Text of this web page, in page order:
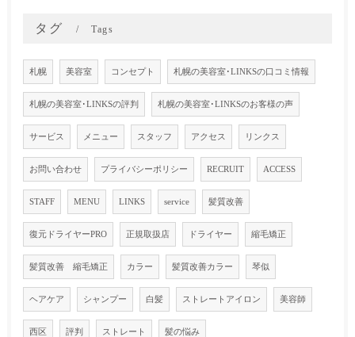
タグ Tags
札幌 美容室 コンセプト 札幌の美容室･LINKSの口コミ情報
札幌の美容室･LINKSの評判 札幌の美容室･LINKSのお客様の声
サービス メニュー スタッフ アクセス リンクス
お問い合わせ プライバシーポリシー RECRUIT ACCESS
STAFF MENU LINKS service 髪質改善
復元ドライヤーPRO 正規取扱店 ドライヤー 縮毛矯正
髪質改善 縮毛矯正 カラー 髪質改善カラー 琴似
ヘアケア シャンプー 白髪 ストレートアイロン 美容師
西区 評判 ストレート 髪の悩み